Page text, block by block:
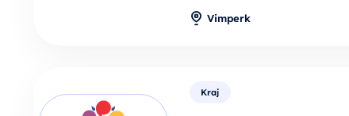
Vimperk
Kraj